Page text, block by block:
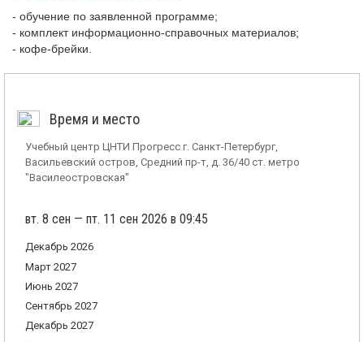
- обучение по заявленной программе;
- комплект информационно-справочных материалов;
- кофе-брейки.
Время и место
Учебный центр ЦНТИ Прогресс г. Санкт-Петербург,
Васильевский остров, Средний пр-т, д. 36/40 ст. метро
"Василеостровская"
вт. 8 сен — пт. 11 сен 2026 в 09:45
Декабрь 2026
Март 2027
Июнь 2027
Сентябрь 2027
Декабрь 2027